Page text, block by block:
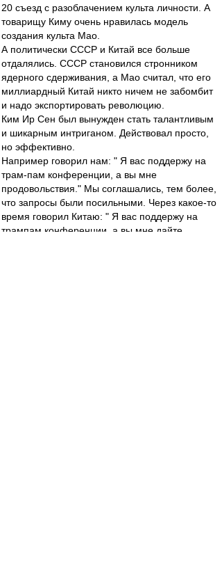
20 съезд с разоблачением культа личности. А
товарищу Киму очень нравилась модель
создания культа Мао.
А политически СССР и Китай все больше
отдалялись. СССР становился стронником
ядерного сдерживания, а Мао считал, что его
миллиардный Китай никто ничем не забомбит
и надо экспортировать революцию.
Ким Ир Сен был вынужден стать талантливым
и шикарным интриганом. Действовал просто,
но эффективно.
Например говорил нам: " Я вас поддержу на
трам-пам конференции, а вы мне
продовольствия." Мы соглашались, тем более,
что запросы были посильными. Через какое-то
время говорил Китаю: " Я вас поддержу на
трампам конференции, а вы мне дайте